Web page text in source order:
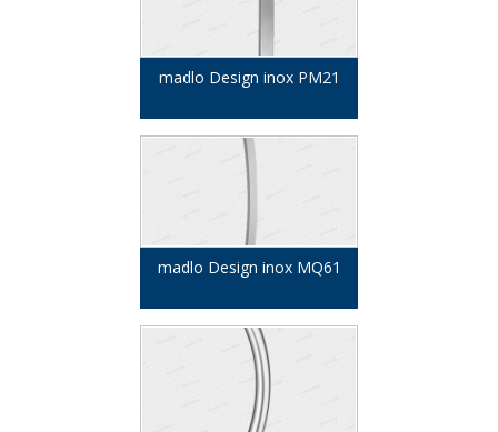
madlo Design inox PM21
madlo Design inox MQ61